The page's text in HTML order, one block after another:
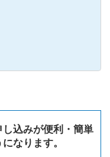
込みが便利・簡単
なります。